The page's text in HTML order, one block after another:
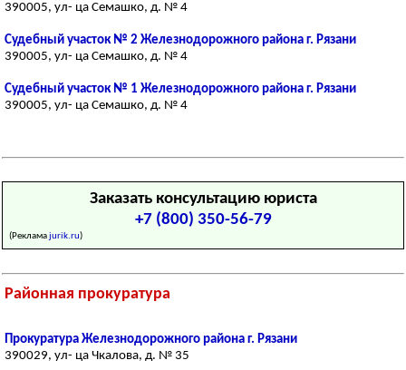
390005, ул- ца Семашко, д. № 4
Судебный участок № 2 Железнодорожного района г. Рязани
390005, ул- ца Семашко, д. № 4
Судебный участок № 1 Железнодорожного района г. Рязани
390005, ул- ца Семашко, д. № 4
Заказать консультацию юриста
+7 (800) 350-56-79
(Рекламаjurik.ru)
Районная прокуратура
Прокуратура Железнодорожного района г. Рязани
390029, ул- ца Чкалова, д. № 35